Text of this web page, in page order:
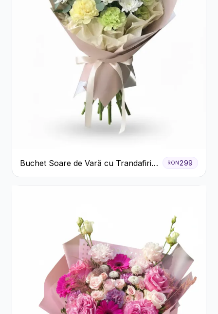
Buchet Soare de Vară cu Trandafiri
Galbeni și Crizanteme Albe
RON299